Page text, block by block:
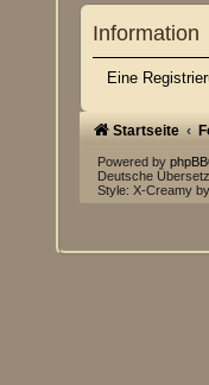
Information
Eine
Startseite
Powered byphpBB
Deutsche
Style: X-Creamy